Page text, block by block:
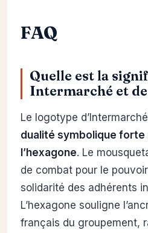
FAQ
Quelle est la
Intermarché et
Le logotype
dualité symbolique forte
l’hexagone. Le
de combat pour le
solidarité des adhérents
L’hexagone souligne
français du groupement,